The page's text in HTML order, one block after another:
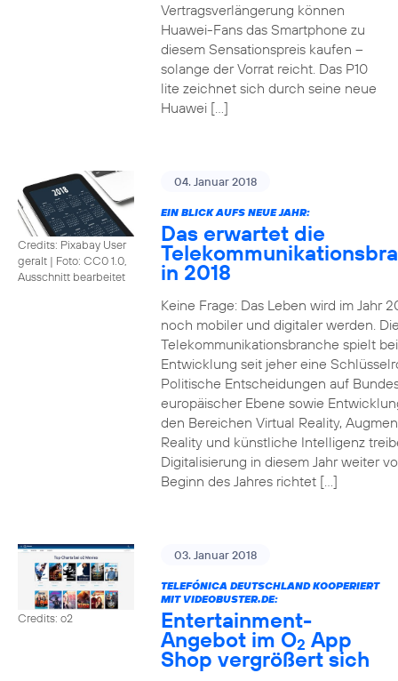
Vertragsverlängerung können
Huawei-Fans das Smartphone zu
diesem Sensationspreis kaufen –
solange der Vorrat reicht. Das P10
lite zeichnet sich durch seine neue
Huawei […]
Credits: Pixabay User
geralt | Foto: CC0 1.0,
Ausschnitt bearbeitet
04. Januar 2018
EIN BLICK AUFS NEUE JAHR:
Das erwartet die
in 2018
Keine Frage: Das Leben wird im Jahr
noch mobiler und digitaler werden.
Telekommunikationsbranche spielt
Entwicklung seit jeher eine
Politische Entscheidungen auf
europäischer Ebene sowie
den Bereichen Virtual Reality,
Reality und künstliche Intelligenz
Digitalisierung in diesem Jahr weiter
Beginn des Jahres richtet […]
Credits: o2
03. Januar 2018
TELEFÓNICA DEUTSCHLAND KOOPERIERT
MIT VIDEOBUSTER.DE:
Entertainment-
Angebot im O2 App
Shop vergrößert sich